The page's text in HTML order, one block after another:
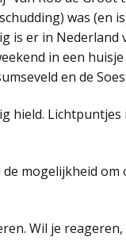
fotografie
informatie (voor
was (en
is er in Nederland
in een
en de
hield.
mogelijkheid om
Wil je